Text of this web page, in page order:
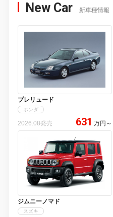
New Car 新車種情報
プレリュード
ホンダ
2026.08発売 631 万円 ～
ジムニーノマド
スズキ